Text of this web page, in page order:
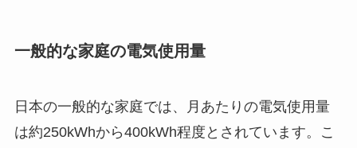
一般的な家庭の電気使用量
日本の一般的な家庭では、月あたりの電気使用量
は約250kWhから400kWh程度とされています。こ